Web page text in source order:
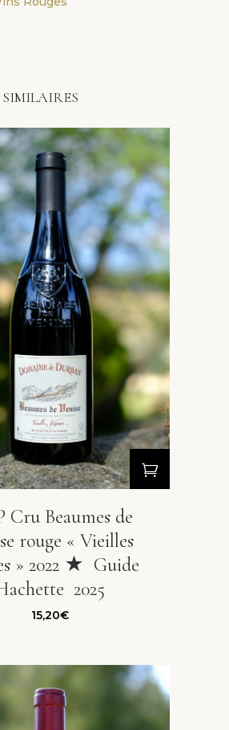
Cru Beaumes de
rouge « Vieilles
» 2022 ★ Guide
2025
15,20€